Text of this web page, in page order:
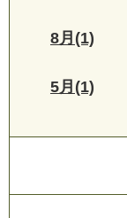
8月(1)
5月(1)